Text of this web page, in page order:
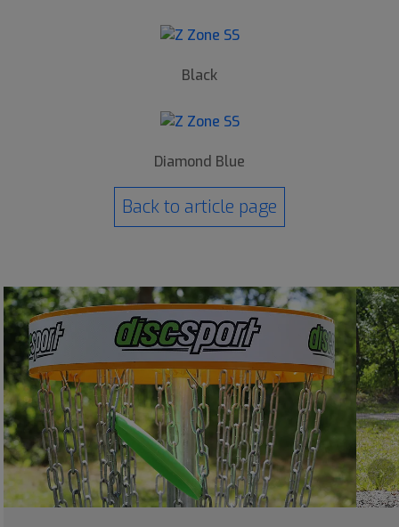
Black
Diamond Blue
Back to article page
›